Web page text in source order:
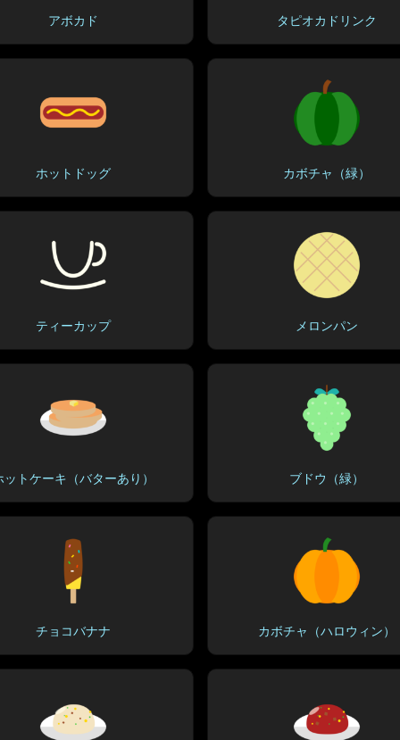
アボカド タピオカドリンク
ホットドッグ カボチャ（緑）
ティーカップ メロンパン
ットケーキ（バターあり） ブドウ（緑）
チョコバナナ カボチャ（ハロウィン）